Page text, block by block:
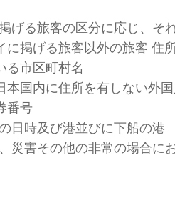
げる旅客の区分に応じ、そ
に掲げる旅客以外の旅客 住
る市区町村名
本国内に住所を有しない外
番号
日時及び港並びに下船の港
災害その他の非常の場合に